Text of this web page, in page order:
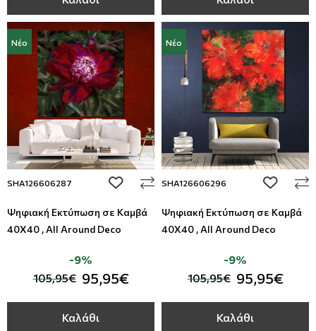
Νέο
SHA126606287 add to wishlist
Ψηφιακή Εκτύπωση σε Καμβά
40Χ40 , All Around Deco
105,95€ 95,95€
-9%
Καλάθι
Νέο
SHA126606296 add to
Ψηφιακή Εκτύπωση σε Καμβά
40Χ40 , All Around Deco
105,95€ 95,95€
-9%
Καλάθι